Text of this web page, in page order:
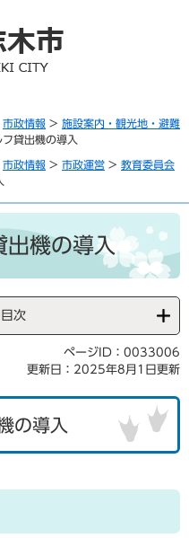
市政情報 > 施設案内・観光地・避難
貸出機の導入
市政情報 > 市政運営 > 教育委員会
出機の導入
次
ページID：0033006
更新日：2025年8月1日更新
出機の導入